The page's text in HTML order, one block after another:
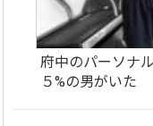
府中のパーソナ
５%の男がいた